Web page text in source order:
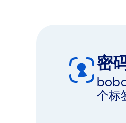
密
个标